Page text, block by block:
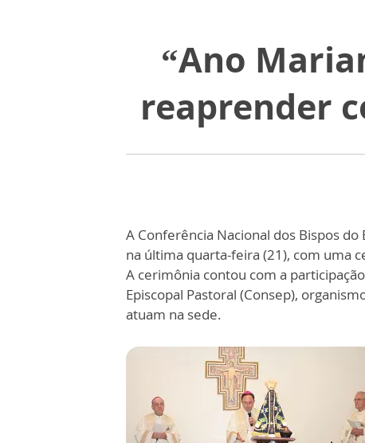
“Ano
reaprender
A Conferência Nacional dos Bispos
na última quarta-feira (21), com uma
A cerimônia contou com a
Episcopal Pastoral (Consep),
atuam na sede.